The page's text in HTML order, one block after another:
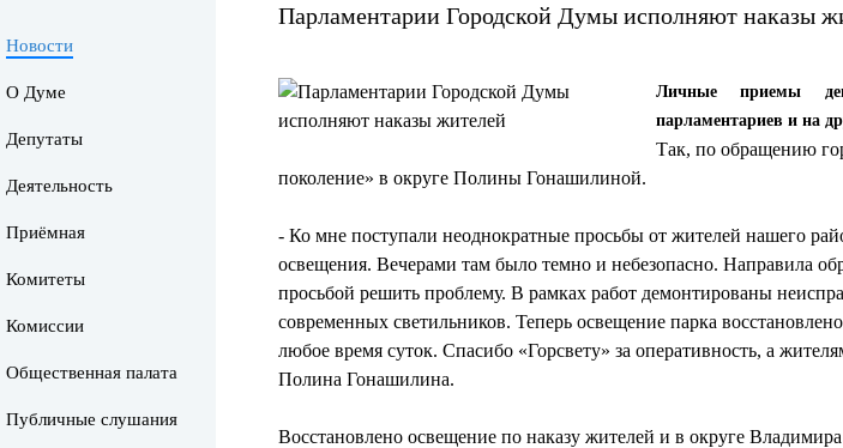
Новости
О Думе
Депутаты
Деятельность
Приёмная
Комитеты
Комиссии
Общественная палата
Публичные слушания
Парламентарии Городской Думы исполняют наказы
Личные приемы
парламентариев и на
Так, по обращению
поколение» в округе Полины Гонашилиной.
- Ко мне поступали неоднократные просьбы от жителей нашего
освещения. Вечерами там было темно и небезопасно. Направила
просьбой решить проблему. В рамках работ демонтированы
современных светильников. Теперь освещение парка
любое время суток. Спасибо «Горсвету» за оперативность, а
Полина Гонашилина.
Восстановлено освещение по наказу жителей и в округе